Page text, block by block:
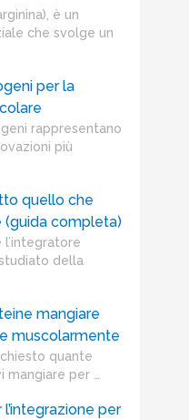
è un
che svolge un
per la
rappresentano
più
quello che
(guida completa)
l’integratore
della
mangiare
muscolarmente
quante
per …
l’integrazione per